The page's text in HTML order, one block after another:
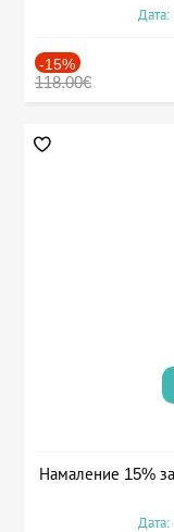
-15%
118.00€
Намаление 15%